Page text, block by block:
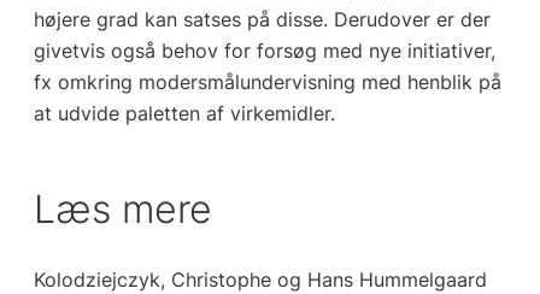
højere grad kan satses på disse. Derudover er der
givetvis også behov for forsøg med nye initiativer,
fx omkring modersmålundervisning med henblik på
at udvide paletten af virkemidler.
Læs mere
Kolodziejczyk, Christophe og Hans Hummelgaard